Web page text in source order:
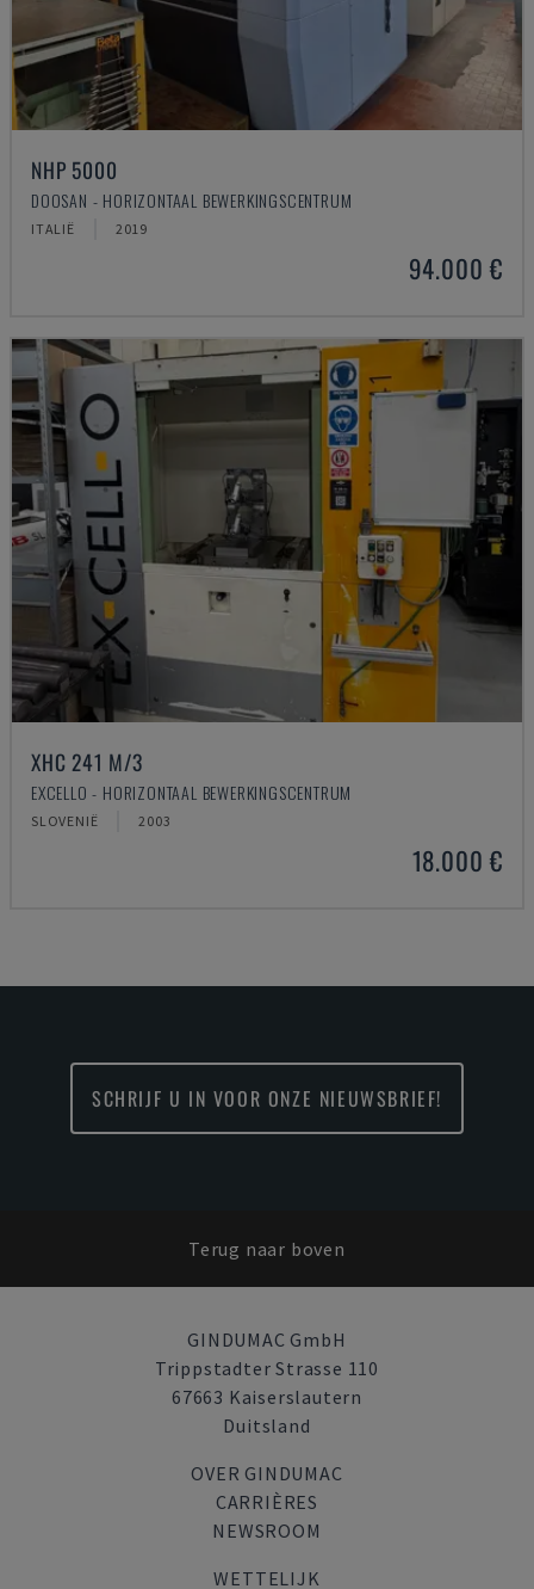
NHP 5000
DOOSAN - HORIZONTAAL BEWERKINGSCENTRUM
ITALIË 2019
94.000 €
XHC 241 M/3
EXCELLO - HORIZONTAAL BEWERKINGSCENTRUM
SLOVENIË 2003
18.000 €
SCHRIJF U IN VOOR ONZE NIEUWSBRIEF!
Terug naar boven
GINDUMAC GmbH
Trippstadter Strasse 110
67663 Kaiserslautern
Duitsland
OVER GINDUMAC
CARRIÈRES
NEWSROOM
WETTELIJK